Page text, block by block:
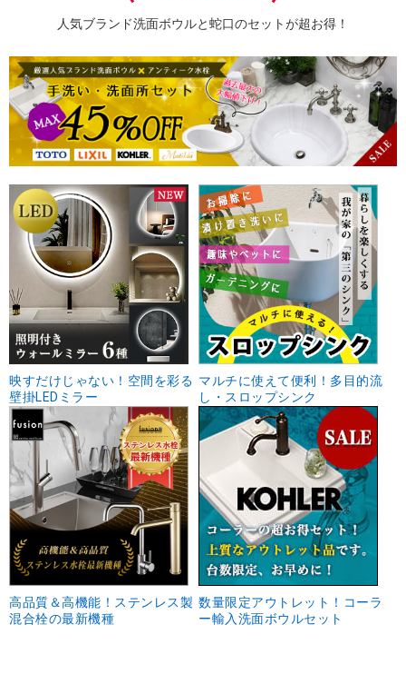
人気ブランド洗面ボウルと蛇口のセットが超お得！
映すだけじゃない！空間を彩る
壁掛LEDミラー
マルチに使えて便利！多目的流
し・スロップシンク
高品質＆高機能！ステンレス製
混合栓の最新機種
数量限定アウトレット！コーラ
ー輸入洗面ボウルセット